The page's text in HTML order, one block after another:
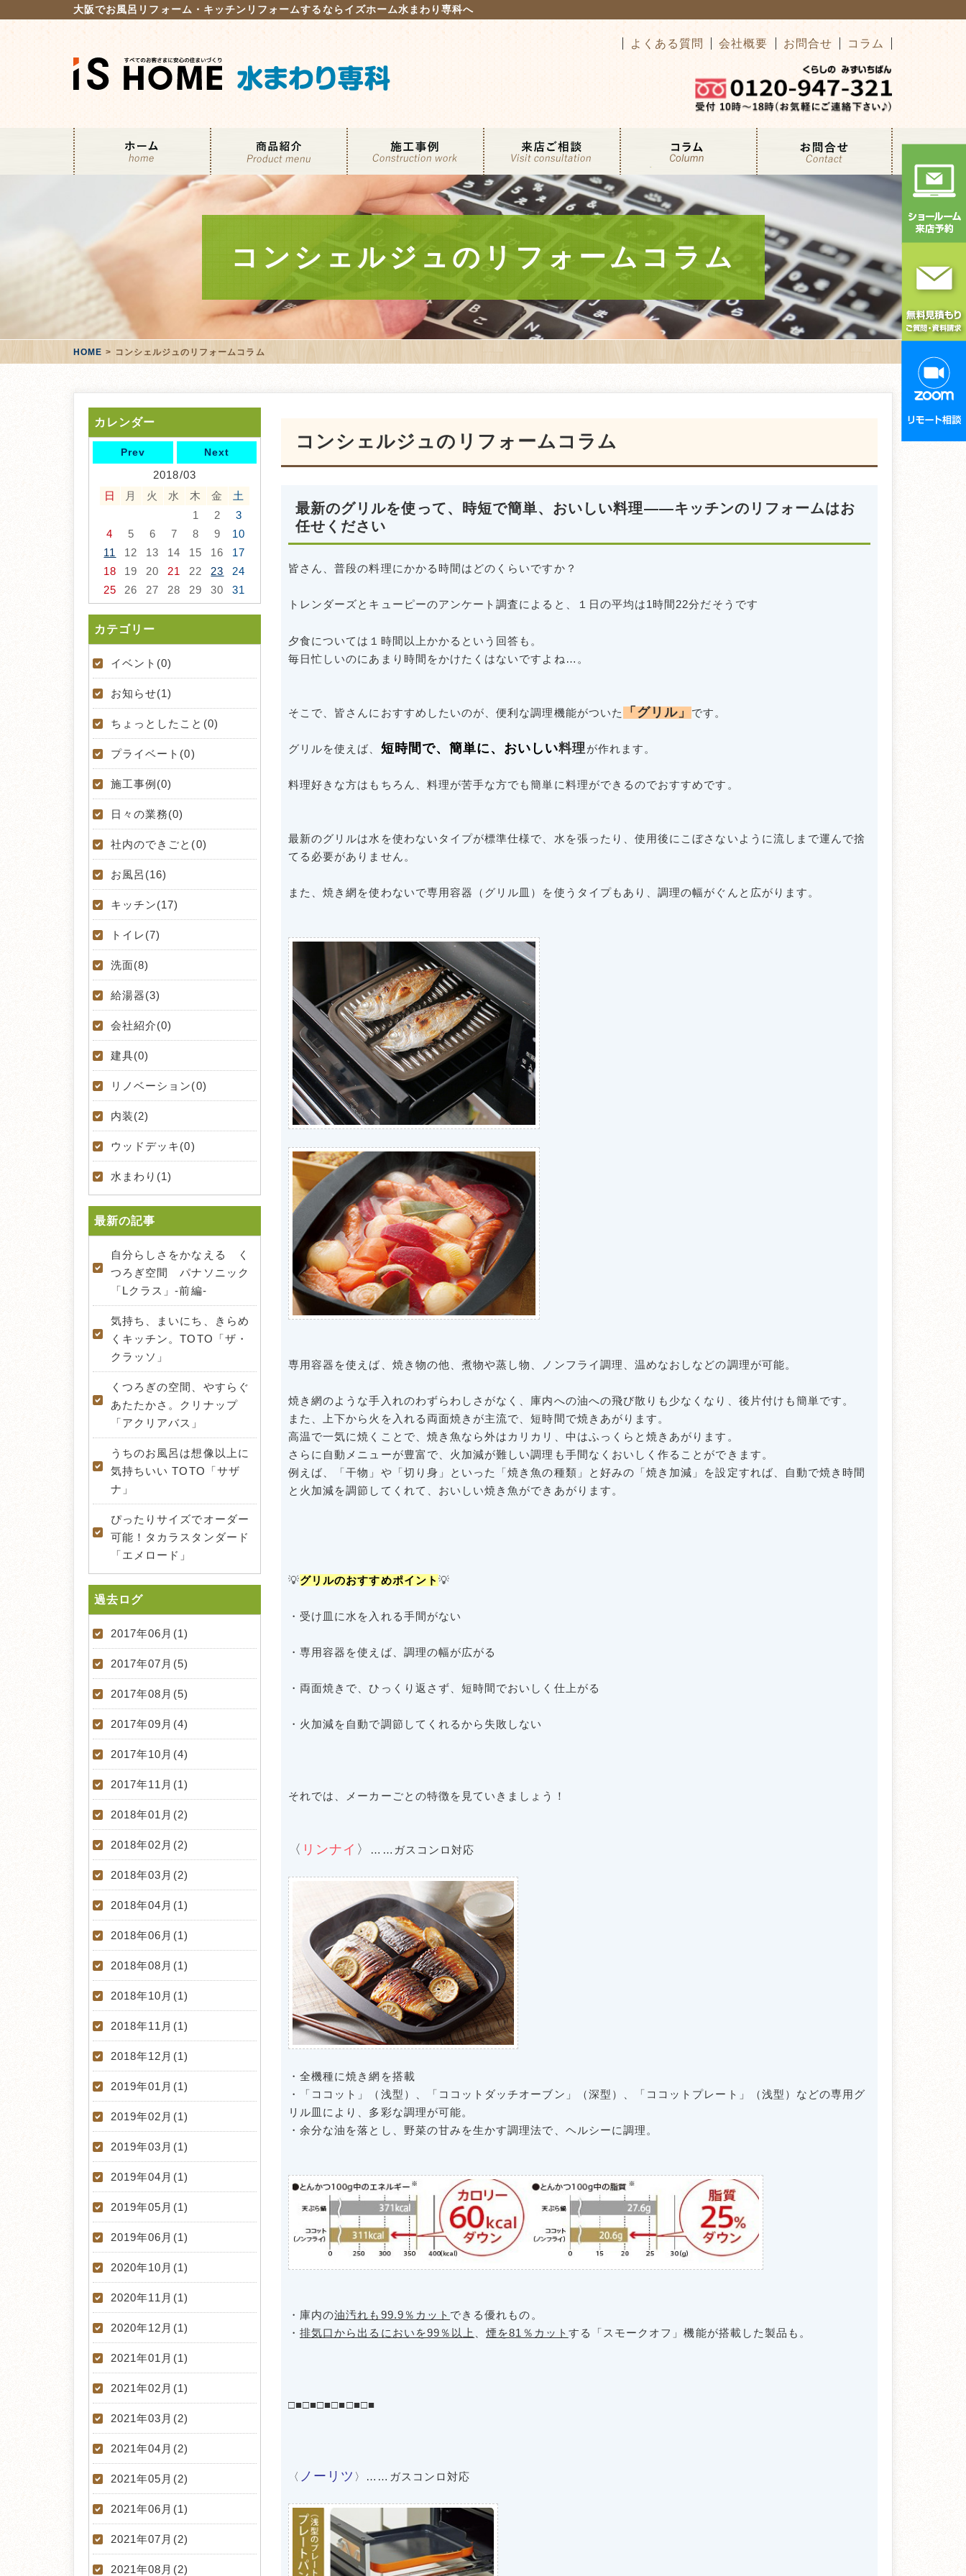
大阪でお風呂リフォーム・キッチンリフォームするならイズホーム水まわり専科へ
よくある質問 会社概要 お問合せ コラム
コンシェルジュのリフォームコラム
HOME コンシェルジュのリフォームコラム
カレンダー
Prev Next
2018/03
日
月 火 水 木 金
土
1
2
3
4
5 6 7 8 9
10
11
12 13 14 15 16
17
18
19 20 21 22 23
24
25
26 27 28 29 30 31
カテゴリー
イベント(0)
お知らせ(1)
ちょっとしたこと(0)
プライベート(0)
施工事例(0)
日々の業務(0)
社内のできごと(0)
お風呂(16)
キッチン(17)
トイレ(7)
洗面(8)
給湯器(3)
会社紹介(0)
建具(0)
リノベーション(0)
内装(2)
ウッドデッキ(0)
水まわり(1)
最新の記事
自分らしさをかなえる く
つろぎ空間 パナソニック
「Lクラス」-前編-
気持ち、まいにち、きらめ
くキッチン。TOTO「ザ・
クラッソ」
くつろぎの空間、やすらぐ
あたたかさ。クリナップ
「アクリアバス」
うちのお風呂は想像以上に
気持ちいい TOTO「サザ
ナ」
ぴったりサイズでオーダー
可能！タカラスタンダード
「エメロード」
過去ログ
2017年06月(1)
2017年07月(5)
2017年08月(5)
2017年09月(4)
2017年10月(4)
2017年11月(1)
2018年01月(2)
2018年02月(2)
2018年03月(2)
2018年04月(1)
2018年06月(1)
2018年08月(1)
2018年10月(1)
2018年11月(1)
2018年12月(1)
2019年01月(1)
2019年02月(1)
2019年03月(1)
2019年04月(1)
2019年05月(1)
2019年06月(1)
2020年10月(1)
2020年11月(1)
2020年12月(1)
2021年01月(1)
2021年02月(1)
2021年03月(2)
2021年04月(2)
2021年05月(2)
2021年06月(1)
2021年07月(2)
2021年08月(2)
コンシェルジュのリフォームコラム
最新のグリルを使って、時短で簡単、おいしい料理――キッチンのリフォームはお
任せください
皆さん、普段の料理にかかる時間はどのくらいですか？
トレンダーズとキューピーのアンケート調査によると、１日の平均は1時間22分だそうです
夕食については１時間以上かかるという回答も。
毎日忙しいのにあまり時間をかけたくはないですよね…。
そこで、皆さんにおすすめしたいのが、便利な調理機能がついた 「グリル」 です。
グリルを使えば、 短時間で、簡単に、おいしい料理 が作れます。
料理好きな方はもちろん、料理が苦手な方でも簡単に料理ができるのでおすすめです。
最新のグリルは水を使わないタイプが標準仕様で、水を張ったり、使用後にこぼさないように流しまで運んで捨
てる必要がありません。
また、焼き網を使わないで専用容器（グリル皿）を使うタイプもあり、調理の幅がぐんと広がります。
専用容器を使えば、焼き物の他、煮物や蒸し物、ノンフライ調理、温めなおしなどの調理が可能。
焼き網のような手入れのわずらわしさがなく、庫内への油への飛び散りも少なくなり、後片付けも簡単です。
また、上下から火を入れる両面焼きが主流で、短時間で焼きあがります。
高温で一気に焼くことで、焼き魚なら外はカリカリ、中はふっくらと焼きあがります。
さらに自動メニューが豊富で、火加減が難しい調理も手間なくおいしく作ることができます。
例えば、「干物」や「切り身」といった「焼き魚の種類」と好みの「焼き加減」を設定すれば、自動で焼き時間
と火加減を調節してくれて、おいしい焼き魚ができあがります。
💡グリルのおすすめポイント 💡
・受け皿に水を入れる手間がない
・専用容器を使えば、調理の幅が広がる
・両面焼きで、ひっくり返さず、短時間でおいしく仕上がる
・火加減を自動で調節してくれるから失敗しない
それでは、メーカーごとの特徴を見ていきましょう！
〈 リンナイ 〉 ……ガスコンロ対応
・全機種に焼き網を搭載
・「ココット」（浅型）、「ココットダッチオーブン」（深型）、「ココットプレート」（浅型）などの専用グ
リル皿により、多彩な調理が可能。
・余分な油を落とし、野菜の甘みを生かす調理法で、ヘルシーに調理。
・庫内の油汚れも99.9％カット できる優れもの。
・排気口から出るにおいを99％以上 、煙を81％カット する「スモークオフ」機能が搭載した製品も。
□■□■□■□■□■□■
〈 ノーリツ 〉……ガスコンロ対応